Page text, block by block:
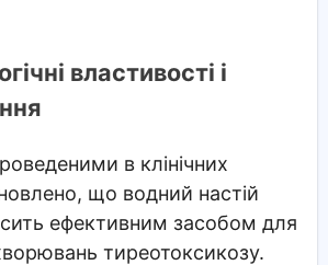
властивості і
в клінічних
що водний настій
ефективним засобом для
тиреотоксикозу.